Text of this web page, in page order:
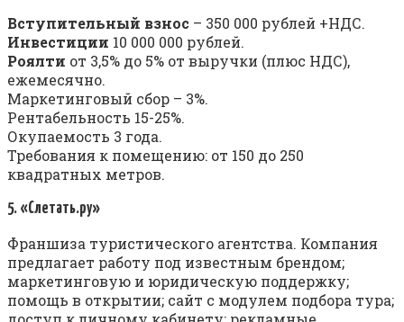
Вступительный взнос – 350 000 рублей +НДС.
Инвестиции 10 000 000 рублей.
Роялти от 3,5% до 5% от выручки (плюс НДС),
ежемесячно.
Маркетинговый сбор – 3%.
Рентабельность 15-25%.
Окупаемость 3 года.
Требования к помещению: от 150 до 250
квадратных метров.
5. «Слетать.ру»
Франшиза туристического агентства. Компания
предлагает работу под известным брендом;
маркетинговую и юридическую поддержку;
помощь в открытии; сайт с модулем подбора тура;